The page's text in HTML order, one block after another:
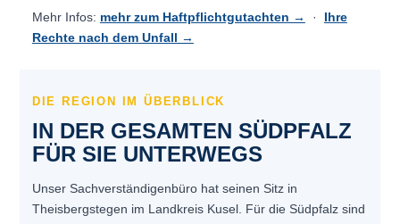
Mehr Infos: mehr zum Haftpflichtgutachten → · Ihre
Rechte nach dem Unfall →
DIE REGION IM ÜBERBLICK
IN DER GESAMTEN SÜDPFALZ
FÜR SIE UNTERWEGS
Unser Sachverständigenbüro hat seinen Sitz in
Theisbergstegen im Landkreis Kusel. Für die Südpfalz sind